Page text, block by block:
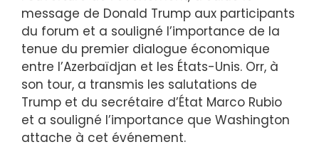
message de Donald Trump aux participants
du forum et a souligné l’importance de la
tenue du premier dialogue économique
entre l’Azerbaïdjan et les États-Unis. Orr, à
son tour, a transmis les salutations de
Trump et du secrétaire d’État Marco Rubio
et a souligné l’importance que Washington
attache à cet événement.